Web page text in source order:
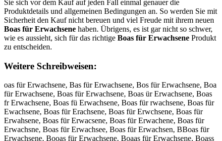
Sie sich vor dem Kauf auf jeden Fall einmal genauer die
Produktdetails und allgemeinen Bedingungen an. So werden Sie mit
Sicherheit den Kauf nicht bereuen und viel Freude mit ihrem neuen
Boas für Erwachsene haben. Übrigens, es ist gar nicht so schwer,
wie es aussieht, sich für das richtige Boas für Erwachsene Produkt
zu entscheiden.
Weitere Schreibweisen:
oas für Erwachsene, Bas für Erwachsene, Bos für Erwachsene, Boa
für Erwachsene, Boas für Erwachsene, Boas ür Erwachsene, Boas
fr Erwachsene, Boas fü Erwachsene, Boas für rwachsene, Boas für
Ewachsene, Boas für Erachsene, Boas für Erwchsene, Boas für
Erwahsene, Boas für Erwacsene, Boas für Erwachene, Boas für
Erwachsne, Boas für Erwachsee, Boas für Erwachsen, BBoas für
Erwachsene, Booas für Erwachsene, Boaas für Erwachsene, Boass